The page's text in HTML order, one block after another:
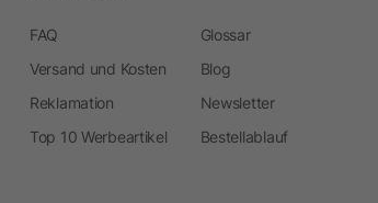
FAQ
Versand und Kosten
Reklamation
Top 10 Werbeartikel
Glossar
Blog
Newsletter
Bestellablauf